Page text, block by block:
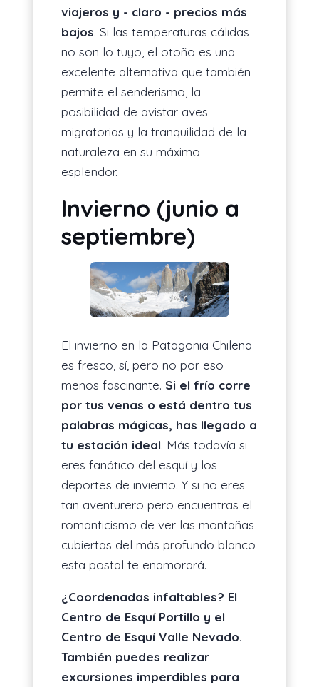
viajeros y - claro - precios más
bajos. Si las temperaturas cálidas
no son lo tuyo, el otoño es una
excelente alternativa que también
permite el senderismo, la
posibilidad de avistar aves
migratorias y la tranquilidad de la
naturaleza en su máximo
esplendor.
Invierno (junio a
septiembre)
El invierno en la Patagonia Chilena
es fresco, sí, pero no por eso
menos fascinante. Si el frío corre
por tus venas o está dentro tus
palabras mágicas, has llegado a
tu estación ideal. Más todavía si
eres fanático del esquí y los
deportes de invierno. Y si no eres
tan aventurero pero encuentras el
romanticismo de ver las montañas
cubiertas del más profundo blanco
esta postal te enamorará.
¿Coordenadas infaltables? El
Centro de Esquí Portillo y el
Centro de Esquí Valle Nevado.
También puedes realizar
excursiones imperdibles para